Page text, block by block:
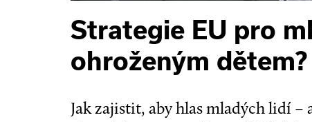
Strategie EU pro
ohroženým dětem?
Jak zajistit, aby hlas mladých lidí